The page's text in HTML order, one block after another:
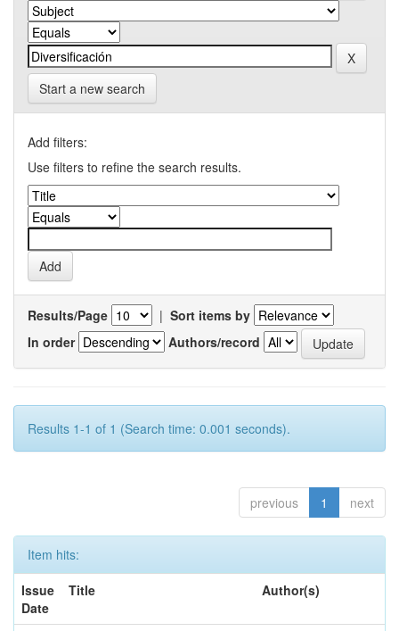
Start a new search
Add filters:
Use filters to refine the search results.
Results/Page | Sort items by
In order
Authors/record
Results 1-1 of 1 (Search time: 0.001 seconds).
previous 1 next
Item hits:
Issue
Date
Title Author(s)